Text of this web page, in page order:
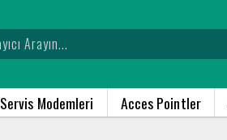
Servis Modemleri Acces Pointler